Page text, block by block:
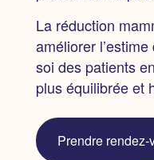
La réduction
améliorer
soi des patients
plus équilibrée et
Prendre rendez-